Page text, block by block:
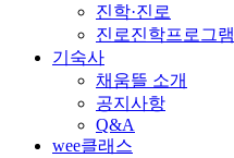
진학·진로
진로진학프로그램
기숙사
채움뜰 소개
공지사항
Q&A
wee클래스